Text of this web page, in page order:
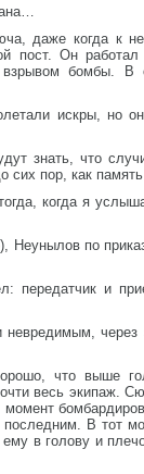
даже когда к
пост. Он
бомбы. В
искры, но
знать, что
пор, как память
когда я
по
передатчик и
что выше
весь экипаж.
В тот
в голову и